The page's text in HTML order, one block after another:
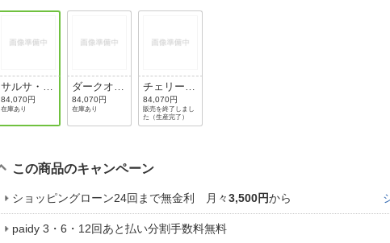
サルサ・レ
ッド
84,070円
在庫あり
ダークオー
ク
84,070円
在庫あり
チェリーブ
ロッサム
84,070円
販売を終了しまし
た（生産完了）
この商品のキャンペーン
ショッピングローン24回まで無金利 月々3,500円から
paidy 3・6・12回あと払い分割手数料無料